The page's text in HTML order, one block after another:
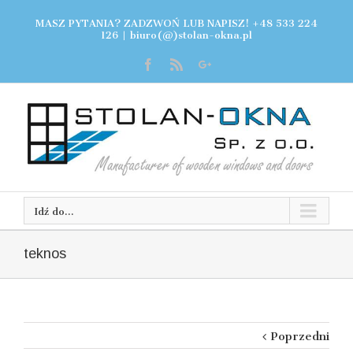
MASZ PYTANIA? ZADZWOŃ LUB NAPISZ! +48 533 224
126 | biuro(@)stolan-okna.pl
Idź do...
teknos
Poprzedni